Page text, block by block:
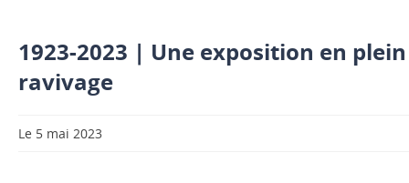
1923-2023 | Une exposition en
ravivage
Le 5 mai 2023